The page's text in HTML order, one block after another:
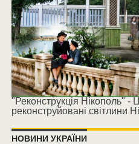
"Реконструкція Нікополь" -
реконструйовані світлини
НОВИНИ УКРАЇНИ